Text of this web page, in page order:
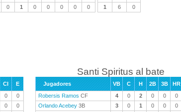
0 1 0 0 0 0 0 1 6 0
CI
E
0
0
0
0
Santi Spiritus al bate
Jugadores VB C H 2B 3B HR
Robersis Ramos CF 4 0 2 0 0 0
Orlando Acebey 3B 3 0 1 0 0 0